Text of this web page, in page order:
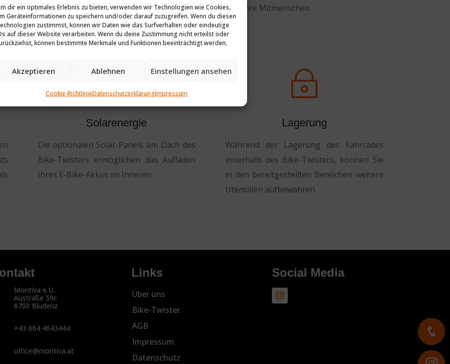
dir ein optimales Erlebnis zu bieten, verwenden wir Technologien wie Cookies,
Geräteinformationen zu speichern und/oder darauf zuzugreifen. Wenn du diesen
zustimmst, können wir Daten wie das Surfverhalten oder eindeutige
auf dieser Website verarbeiten. Wenn du deine Zustimmung nicht erteilst oder
können bestimmte Merkmale und Funktionen beeinträchtigt werden.
Akzeptieren Ablehnen Einstellungen ansehen
Cookie-RichtlinieDatenschutzerklärungImpressum
praktischen Mittel für Sie und Ihre Mitmenschen.

Solarenergie
Die optionalen Solar-Panels am Dach des
Bike-Twisters ermöglichen das Aufladen
Ihres E-Bike-Akkus im Inneren.
~
Lagerung
Während der Lagerung des Fahrrades
innerhalb des Bike-Twisters, können Sie
in den bereitgestellten Bereichen weitere
Utensilien aufbewahren.
Montiva e.U.
Austraße 59c
6700 Bludenz
+43 664 4643444
office@montiva.at
Links
Über uns
Bike-Twister
AGB
Impressum
Datenschutz
Social Media